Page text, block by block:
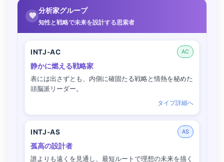
💜
分析家グループ
知性と戦略で未来を設計する思索者
INTJ-AC AC
静かに燃える戦略家
表には出さずとも、内側に確固たる戦略と情熱を秘めた
頭脳派リーダー。
タイプ詳細へ
INTJ-AS AS
孤高の設計者
誰よりも遠くを見通し、最短ルートで理想の未来を描く